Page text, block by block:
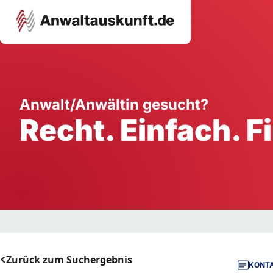
Ausbildung
Handwerk
Dienstleistung
Anwalt/Anwältin gesucht?
Recht. Einfach.
Zurück zum Suchergebnis